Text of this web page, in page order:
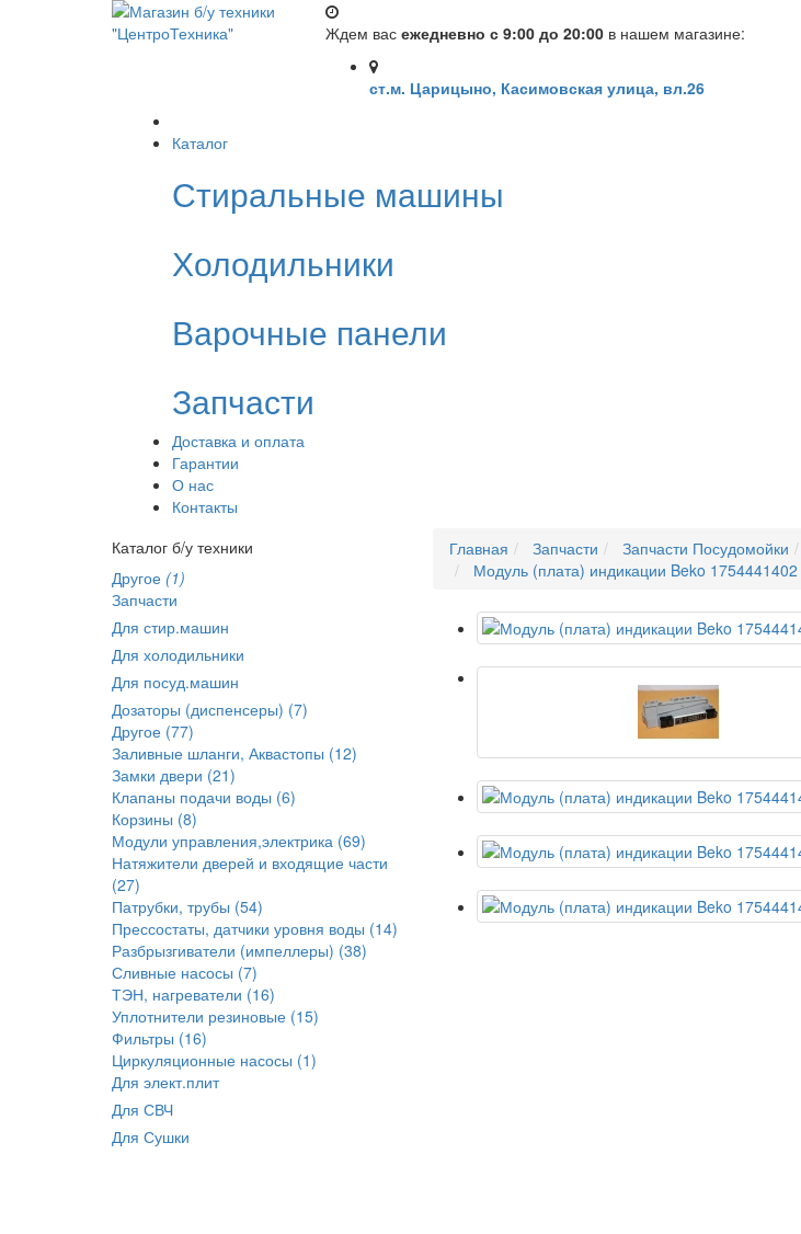
Ждем вас ежедневно с 9:00 до 20:00 в нашем магазине:
ст.м. Царицыно, Касимовская улица, вл.26
Каталог
Стиральные машины
Холодильники
Варочные панели
Запчасти
Доставка и оплата
Гарантии
О нас
Контакты
Каталог б/у техники
Другое (1)
Запчасти
Для стир.машин
Для холодильники
Для посуд.машин
Дозаторы (диспенсеры) (7)
Другое (77)
Заливные шланги, Аквастопы (12)
Замки двери (21)
Клапаны подачи воды (6)
Корзины (8)
Модули управления,электрика (69)
Натяжители дверей и входящие части
(27)
Патрубки, трубы (54)
Прессостаты, датчики уровня воды (14)
Разбрызгиватели (импеллеры) (38)
Сливные насосы (7)
ТЭН, нагреватели (16)
Уплотнители резиновые (15)
Фильтры (16)
Циркуляционные насосы (1)
Для элект.плит
Для СВЧ
Для Сушки
Главная Запчасти Запчасти Посудомойки
Модуль (плата) индикации Beko 1754441402